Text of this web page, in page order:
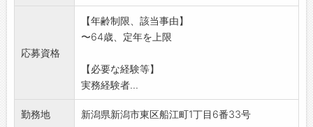
・手積み・手卸しは、ごくまれにあり
・入社半年間は地場輸送で、半年経過後から長
距離輸送に従事
度
変更範囲:なし
応募資格
【年齢制限、該当事由】
〜64歳、定年を上限
【必要な経験等】
実務経験者...
勤務地 新潟県新潟市東区船江町1丁目6番33号